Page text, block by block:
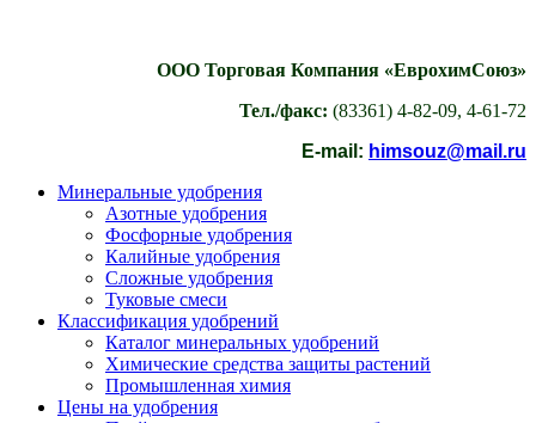
ООО Торговая Компания «ЕврохимСоюз»
Тел./факс: (83361) 4-82-09, 4-61-72
E-mail: himsouz@mail.ru
Минеральные удобрения
Азотные удобрения
Фосфорные удобрения
Калийные удобрения
Сложные удобрения
Туковые смеси
Классификация удобрений
Каталог минеральных удобрений
Химические средства защиты растений
Промышленная химия
Цены на удобрения